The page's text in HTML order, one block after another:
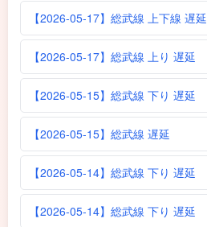
【2026-05-17】総武線 上下線 遅延
【2026-05-17】総武線 上り 遅延
【2026-05-15】総武線 下り 遅延
【2026-05-15】総武線 遅延
【2026-05-14】総武線 下り 遅延
【2026-05-14】総武線 下り 遅延